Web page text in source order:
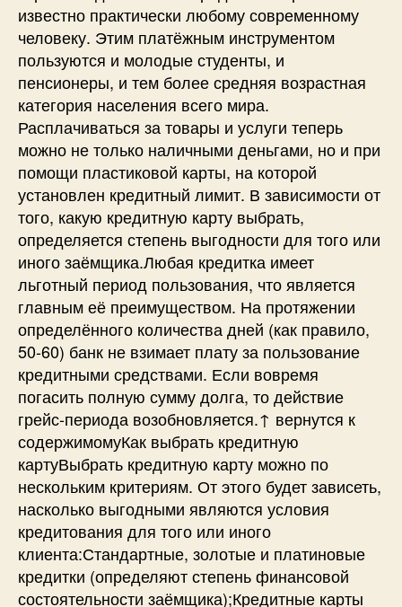
известно практически любому современному
человеку. Этим платёжным инструментом
пользуются и молодые студенты, и
пенсионеры, и тем более средняя возрастная
категория населения всего мира.
Расплачиваться за товары и услуги теперь
можно не только наличными деньгами, но и при
помощи пластиковой карты, на которой
установлен кредитный лимит. В зависимости от
того, какую кредитную карту выбрать,
определяется степень выгодности для того или
иного заёмщика.Любая кредитка имеет
льготный период пользования, что является
главным её преимуществом. На протяжении
определённого количества дней (как правило,
50-60) банк не взимает плату за пользование
кредитными средствами. Если вовремя
погасить полную сумму долга, то действие
грейс-периода возобновляется.↑ вернутся к
содержимомуКак выбрать кредитную
картуВыбрать кредитную карту можно по
нескольким критериям. От этого будет зависеть,
насколько выгодными являются условия
кредитования для того или иного
клиента:Стандартные, золотые и платиновые
кредитки (определяют степень финансовой
состоятельности заёмщика);Кредитные карты